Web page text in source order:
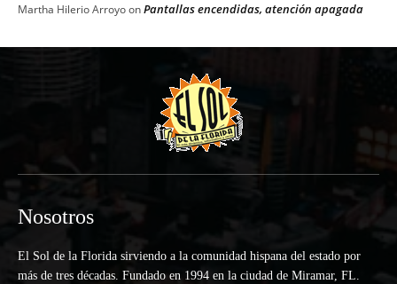
Martha Hilerio ArroyoonPantallas encendidas, atención apagada
Nosotros
El Sol de la Florida sirviendo a la comunidad hispana del estado por
más de tres décadas. Fundado en 1994 en la ciudad de Miramar, FL.